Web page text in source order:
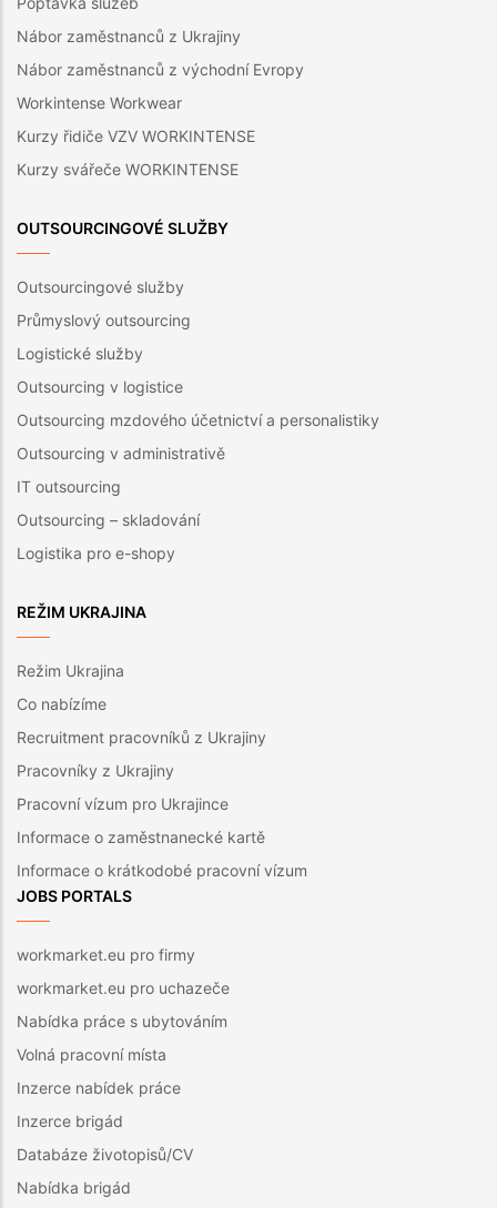
Nábor zaměstnanců z Ukrajiny
Nábor zaměstnanců z východní Evropy
Workintense Workwear
Kurzy řidiče VZV WORKINTENSE
Kurzy svářeče WORKINTENSE
OUTSOURCINGOVÉ SLUŽBY
Outsourcingové služby
Průmyslový outsourcing
Logistické služby
Outsourcing v logistice
Outsourcing mzdového účetnictví a personalistiky
Outsourcing v administrativě
IT outsourcing
Outsourcing – skladování
Logistika pro e-shopy
REŽIM UKRAJINA
Režim Ukrajina
Co nabízíme
Recruitment pracovníků z Ukrajiny
Pracovníky z Ukrajiny
Pracovní vízum pro Ukrajince
Informace o zaměstnanecké kartě
Informace o krátkodobé pracovní vízum
JOBS PORTALS
workmarket.eu pro firmy
workmarket.eu pro uchazeče
Nabídka práce s ubytováním
Volná pracovní místa
Inzerce nabídek práce
Inzerce brigád
Databáze životopisů/CV
Nabídka brigád